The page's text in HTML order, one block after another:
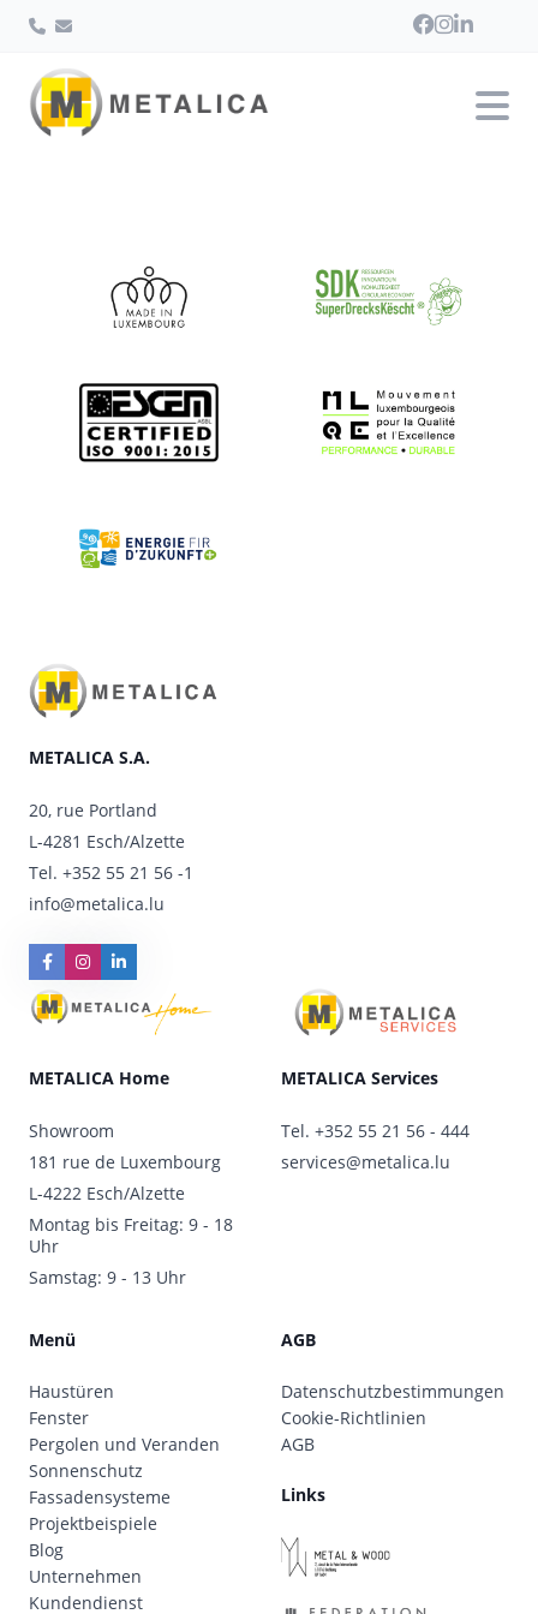
METALICA S.A.
20, rue Portland
L-4281 Esch/Alzette
Tel. +352 55 21 56 -1
info@metalica.lu
METALICA Home
Showroom
181 rue de Luxembourg
L-4222 Esch/Alzette
Montag bis Freitag: 9 - 18
Uhr
Samstag: 9 - 13 Uhr
METALICA Services
Tel. +352 55 21 56 - 444
services@metalica.lu
Menü
Haustüren
Fenster
Pergolen und Veranden
Sonnenschutz
Fassadensysteme
Projektbeispiele
Blog
Unternehmen
Kundendienst
AGB
Datenschutzbestimmungen
Cookie-Richtlinien
AGB
Links